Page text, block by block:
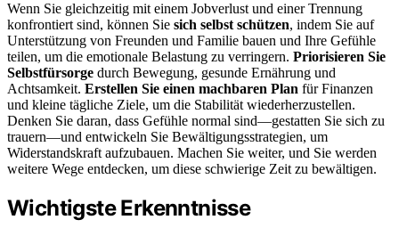
Wenn Sie gleichzeitig mit einem Jobverlust und einer Trennung
konfrontiert sind, können Sie sich selbst schützen, indem Sie auf
Unterstützung von Freunden und Familie bauen und Ihre Gefühle
teilen, um die emotionale Belastung zu verringern. Priorisieren Sie
Selbstfürsorge durch Bewegung, gesunde Ernährung und
Achtsamkeit. Erstellen Sie einen machbaren Plan für Finanzen
und kleine tägliche Ziele, um die Stabilität wiederherzustellen.
Denken Sie daran, dass Gefühle normal sind—gestatten Sie sich zu
trauern—und entwickeln Sie Bewältigungsstrategien, um
Widerstandskraft aufzubauen. Machen Sie weiter, und Sie werden
weitere Wege entdecken, um diese schwierige Zeit zu bewältigen.
Wichtigste Erkenntnisse